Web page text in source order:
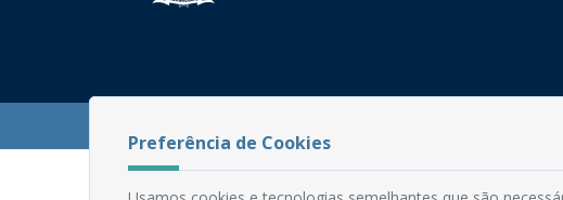
Preferência de Cookies